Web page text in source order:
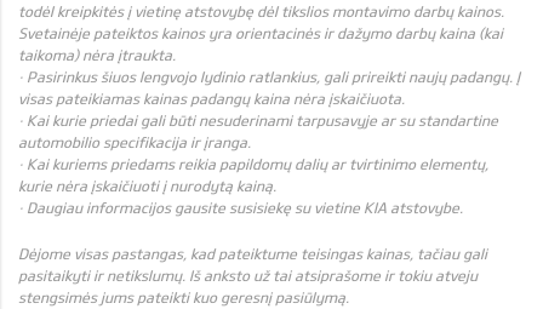
todėl kreipkitės į vietinę atstovybę dėl tikslios montavimo darbų kainos.
Svetainėje pateiktos kainos yra orientacinės ir dažymo darbų kaina (kai
taikoma) nėra įtraukta.
· Pasirinkus šiuos lengvojo lydinio ratlankius, gali prireikti naujų padangų. Į
visas pateikiamas kainas padangų kaina nėra įskaičiuota.
· Kai kurie priedai gali būti nesuderinami tarpusavyje ar su standartine
automobilio specifikacija ir įranga.
· Kai kuriems priedams reikia papildomų dalių ar tvirtinimo elementų,
kurie nėra įskaičiuoti į nurodytą kainą.
· Daugiau informacijos gausite susisiekę su vietine KIA atstovybe.
Dėjome visas pastangas, kad pateiktume teisingas kainas, tačiau gali
pasitaikyti ir netikslumų. Iš anksto už tai atsiprašome ir tokiu atveju
stengsimės jums pateikti kuo geresnį pasiūlymą.